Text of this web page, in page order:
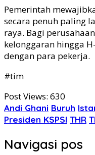
Pemerintah
secara penuh paling
raya. Bagi
kelonggaran hingga
dengan para pekerja.
#tim
Post Views: 630
Andi Ghani Buruh
Presiden KSPSI THR
Navigasi pos